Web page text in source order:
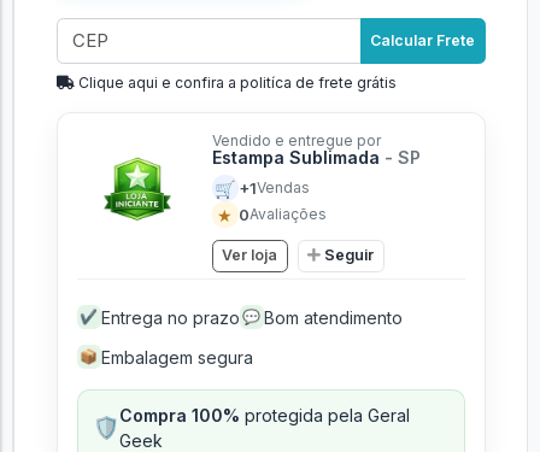
Calcular Frete
Clique aqui e confira a politíca de frete grátis
Vendido e entregue por
Estampa Sublimada - SP
🛒 +1Vendas
★ 0Avaliações
Ver loja Seguir
✔ Entrega no prazo 💬 Bom atendimento
📦 Embalagem segura
🛡️Compra 100% protegida pela Geral
Geek